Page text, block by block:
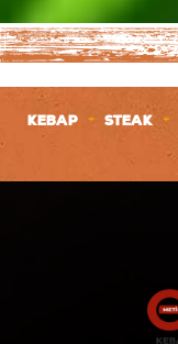
KEBAP + STEAK +